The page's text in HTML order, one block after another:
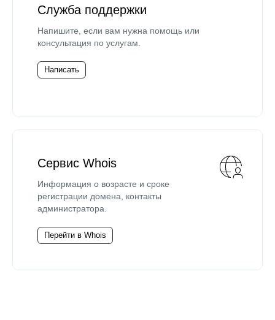
Служба поддержки
Напишите, если вам нужна помощь или
консультация по услугам.
Написать
Сервис Whois
Информация о возрасте и сроке
регистрации домена, контакты
администратора.
Перейти в Whois